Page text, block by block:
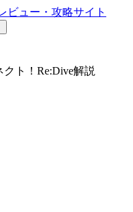
ト！Re:Dive解説